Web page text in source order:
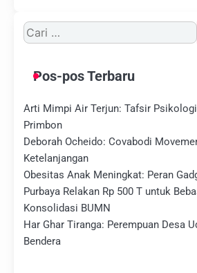
Cari
untuk:
Pos-pos Terbaru
Arti Mimpi Air Terjun: Tafsir
Primbon
Deborah Ocheido: Covabodi
Ketelanjangan
Obesitas Anak Meningkat: Peran
Purbaya Relakan Rp 500 T untuk
Konsolidasi BUMN
Har Ghar Tiranga: Perempuan Desa
Bendera